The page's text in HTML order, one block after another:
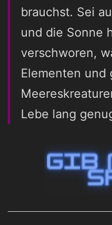
brauchst. Sei
und die Sonne
verschworen,
Elementen und
Lebe lang